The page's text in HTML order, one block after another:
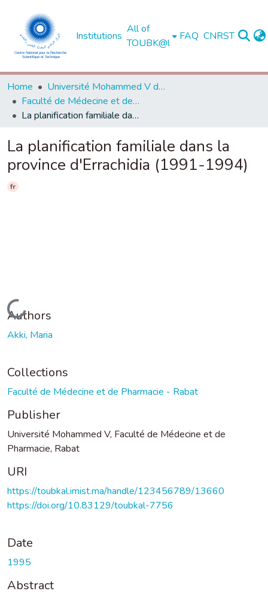
Institutions
All of
TOUBK@l
FAQ CNRST
Home
Université Mohammed V de Rabat
Faculté de Médecine et de Pharmacie - Rabat
La planification familiale dans la province d'Errachidia (1991-1994)
La planification familiale dans la
province d'Errachidia (1991-1994)
fr
Loading...
Authors
Akki, Maria
Collections
Faculté de Médecine et de Pharmacie - Rabat
Publisher
Université Mohammed V, Faculté de Médecine et de
Pharmacie, Rabat
URI
https://toubkal.imist.ma/handle/123456789/13660
https://doi.org/10.83129/toubkal-7756
Date
1995
Abstract